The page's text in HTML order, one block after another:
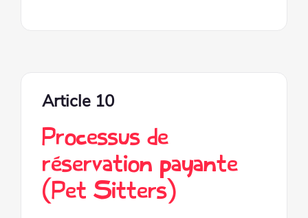
Article 10
Processus de
réservation payante
(Pet Sitters)